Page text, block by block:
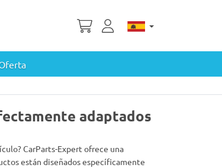
adaptados
CarParts-Expert ofrece una
están diseñados específicamente